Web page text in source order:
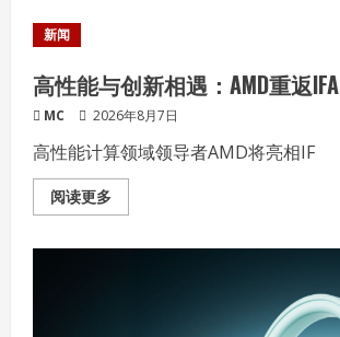
度
评
测：
能
小
钢
炮，
轻
新闻
高性能与创新相遇：AMD重返IFA
MC 2026年8月7日
高性能计算领域领导者AMD将亮相IF
阅读更多Read
more